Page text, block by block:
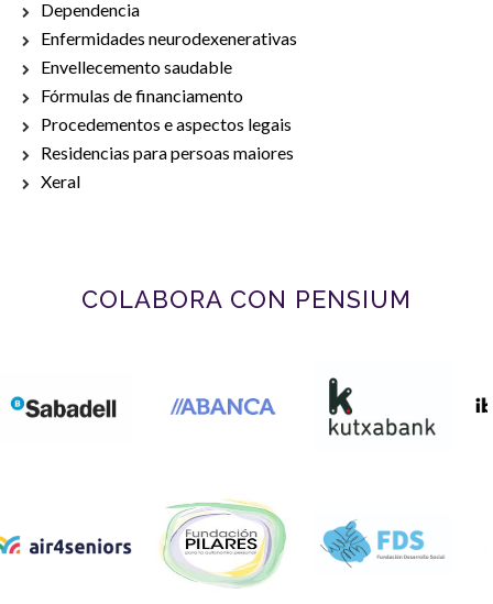
Dependencia
Enfermidades neurodexenerativas
Envellecemento saudable
Fórmulas de financiamento
Procedementos e aspectos legais
Residencias para persoas maiores
Xeral
COLABORA CON PENSIUM